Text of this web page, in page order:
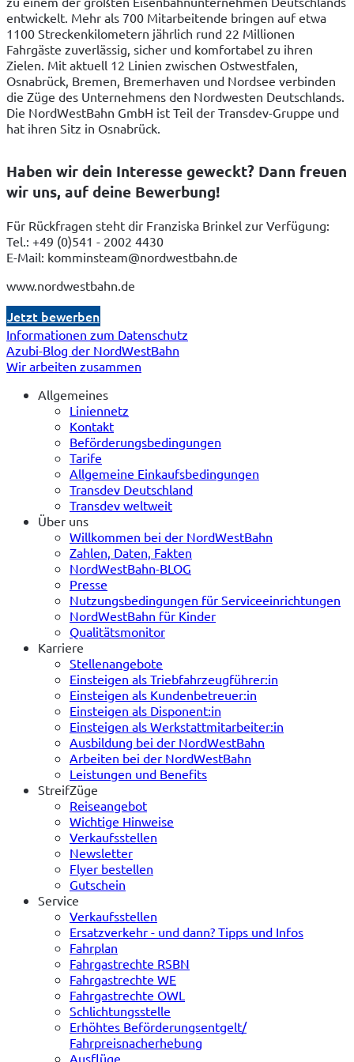
entwickelt. Mehr als 700 Mitarbeitende bringen auf etwa
1100 Streckenkilometern jährlich rund 22 Millionen
Fahrgäste zuverlässig, sicher und komfortabel zu ihren
Zielen. Mit aktuell 12 Linien zwischen Ostwestfalen,
Osnabrück, Bremen, Bremerhaven und Nordsee verbinden
die Züge des Unternehmens den Nordwesten Deutschlands.
Die NordWestBahn GmbH ist Teil der Transdev-Gruppe und
hat ihren Sitz in Osnabrück.
Haben wir dein Interesse geweckt? Dann freuen
wir uns, auf deine Bewerbung!
Für Rückfragen steht dir Franziska Brinkel zur Verfügung:
Tel.: +49 (0)541 - 2002 4430
E-Mail: komminsteam@nordwestbahn.de
www.nordwestbahn.de
Jetzt bewerben
Informationen zum Datenschutz
Azubi-Blog der NordWestBahn
Wir arbeiten zusammen
Allgemeines
Liniennetz
Kontakt
Beförderungsbedingungen
Tarife
Allgemeine Einkaufsbedingungen
Transdev Deutschland
Transdev weltweit
Über uns
Willkommen bei der NordWestBahn
Zahlen, Daten, Fakten
NordWestBahn-BLOG
Presse
Nutzungsbedingungen für Serviceeinrichtungen
NordWestBahn für Kinder
Qualitätsmonitor
Karriere
Stellenangebote
Einsteigen als Triebfahrzeugführer:in
Einsteigen als Kundenbetreuer:in
Einsteigen als Disponent:in
Einsteigen als Werkstattmitarbeiter:in
Ausbildung bei der NordWestBahn
Arbeiten bei der NordWestBahn
Leistungen und Benefits
StreifZüge
Reiseangebot
Wichtige Hinweise
Verkaufsstellen
Newsletter
Flyer bestellen
Gutschein
Service
Verkaufsstellen
Ersatzverkehr - und dann? Tipps und Infos
Fahrplan
Fahrgastrechte RSBN
Fahrgastrechte WE
Fahrgastrechte OWL
Schlichtungsstelle
Erhöhtes Beförderungsentgelt/
Fahrpreisnacherhebung
Ausflüge